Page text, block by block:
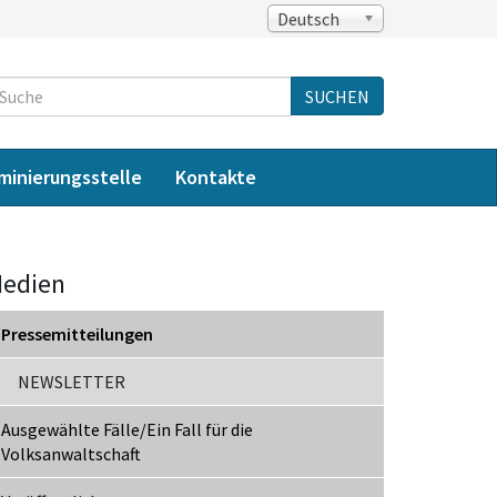
Deutsch
Suche
SUCHEN
Kontakte
Pressemitteilungen
NEWSLETTER
Ausgewählte Fälle/Ein Fall für die
Volksanwaltschaft